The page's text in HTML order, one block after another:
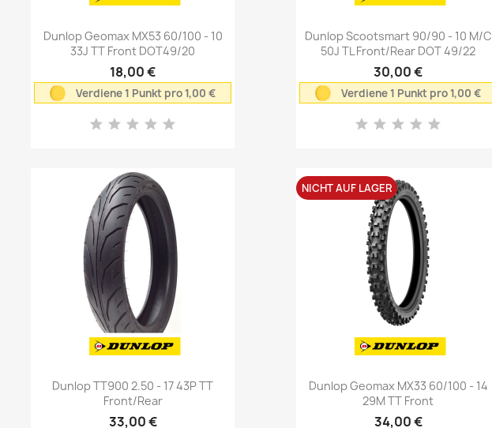
Vorschau
Dunlop Geomax MX53 60/100 - 10
33J TT Front DOT49/20
18,00 €
Verdiene 1 Punkt pro 1,00 €
Vorschau
Dunlop Scootsmart 90/90 - 10 M/C
50J TL Front/Rear DOT 49/22
30,00 €
Verdiene 1 Punkt pro 1,00 €
Vorschau
Dunlop TT900 2.50 - 17 43P TT
Front/Rear
33,00 €
Vorschau
Dunlop Geomax MX33 60/100 - 14
29M TT Front
34,00 €
NICHT AUF LAGER